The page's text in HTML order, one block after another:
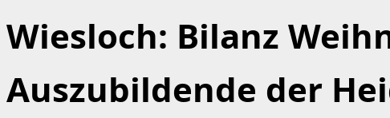
Wiesloch: Bilanz
Auszubildende der